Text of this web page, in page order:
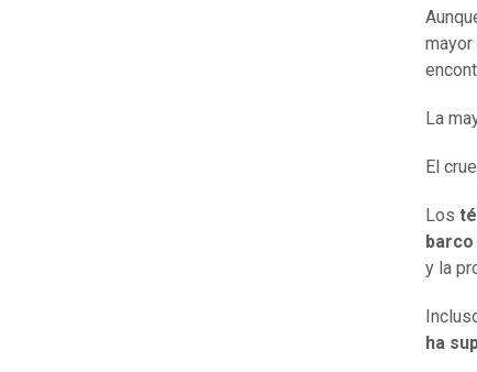
La
El
Los
barco
y la
ha